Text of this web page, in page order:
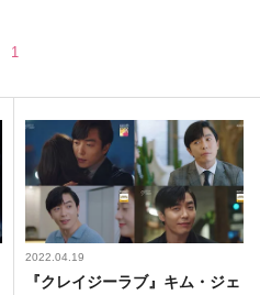
1
2022.04.19
『クレイジーラブ』キム・ジェ